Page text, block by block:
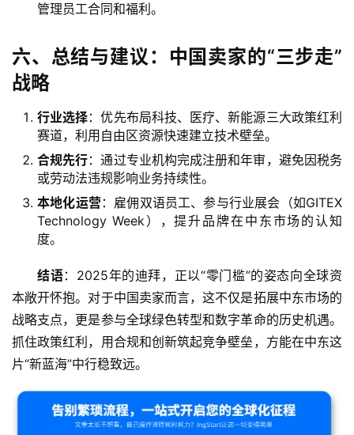
管理员工合同和福利。
六、总结与建议：中国卖家的“三步走”
战略
行业选择：优先布局科技、医疗、新能源三大政策红利
赛道，利用自由区资源快速建立技术壁垒。
合规先行：通过专业机构完成注册和年审，避免因税务
或劳动法违规影响业务持续性。
本地化运营：雇佣双语员工、参与行业展会（如GITEX
Technology Week），提升品牌在中东市场的认知
度。
结语：2025年的迪拜，正以“零门槛”的姿态向全球资
本敞开怀抱。对于中国卖家而言，这不仅是拓展中东市场的
战略支点，更是参与全球绿色转型和数字革命的历史机遇。
抓住政策红利，用合规和创新筑起竞争壁垒，方能在中东这
片“新蓝海”中行稳致远。